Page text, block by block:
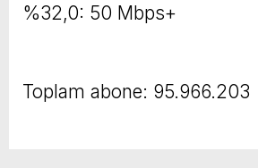
%32,0: 50 Mbps+
Toplam abone: 95.966.203